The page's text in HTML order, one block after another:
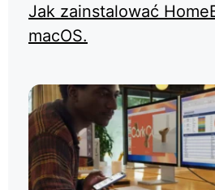
Jak zainstalować
macOS.